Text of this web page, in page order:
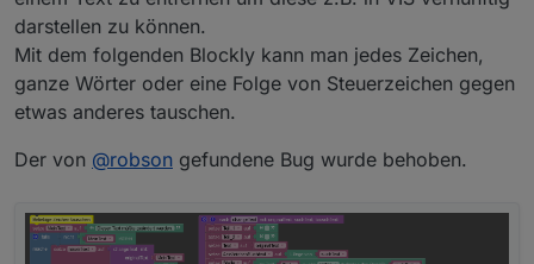
darstellen zu können.
Mit dem folgenden Blockly kann man jedes Zeichen,
ganze Wörter oder eine Folge von Steuerzeichen gegen
etwas anderes tauschen.
Der von @robson gefundene Bug wurde behoben.